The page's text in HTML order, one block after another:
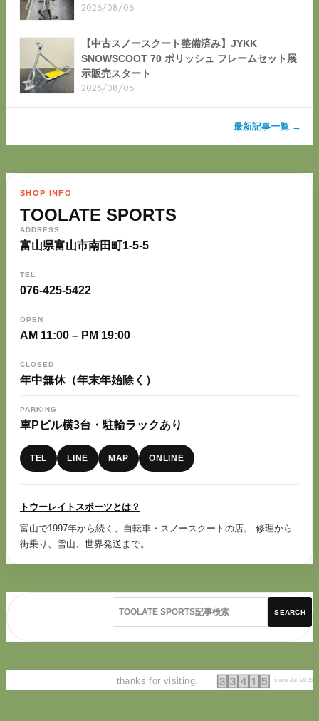
2026/08/06
【中古スノースクート整備済み】JYKK
SNOWSCOOT 70 ポリッシュ フレームセット展
示販売スタート
2026/08/05
最新記事一覧 →
SHOP INFO
TOOLATE SPORTS
ADDRESS
富山県富山市南田町1-5-5
TEL
076-425-5422
OPEN
AM 11:00 – PM 19:00
CLOSED
年中無休（年末年始除く）
PARKING
車Pビル横3台・駐輪ラックあり
TEL LINE MAP ONLINE
トウーレイトスポーツとは？
富山で1997年から続く、自転車・スノースクートの店。 修理から
街乗り、雪山、世界発送まで。
SEARCH
thanks for visiting. since Jul. 2026